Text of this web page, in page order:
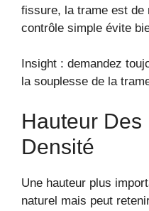
fissure, la trame est de
contrôle simple évite
Insight : demandez
la souplesse de la
Hauteur Des
Densité
Une hauteur plus
naturel mais peut